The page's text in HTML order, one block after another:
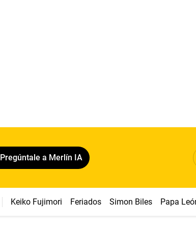
Pregúntale a Merlín IA
Keiko Fujimori Feriados Simon Biles Papa